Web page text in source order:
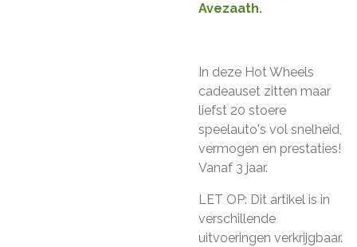
Avezaath.
In deze Hot Wheels
cadeauset zitten maar
liefst 20 stoere
speelauto's vol snelheid,
vermogen en prestaties!
Vanaf 3 jaar.
LET OP: Dit artikel is in
verschillende
uitvoeringen verkrijgbaar.